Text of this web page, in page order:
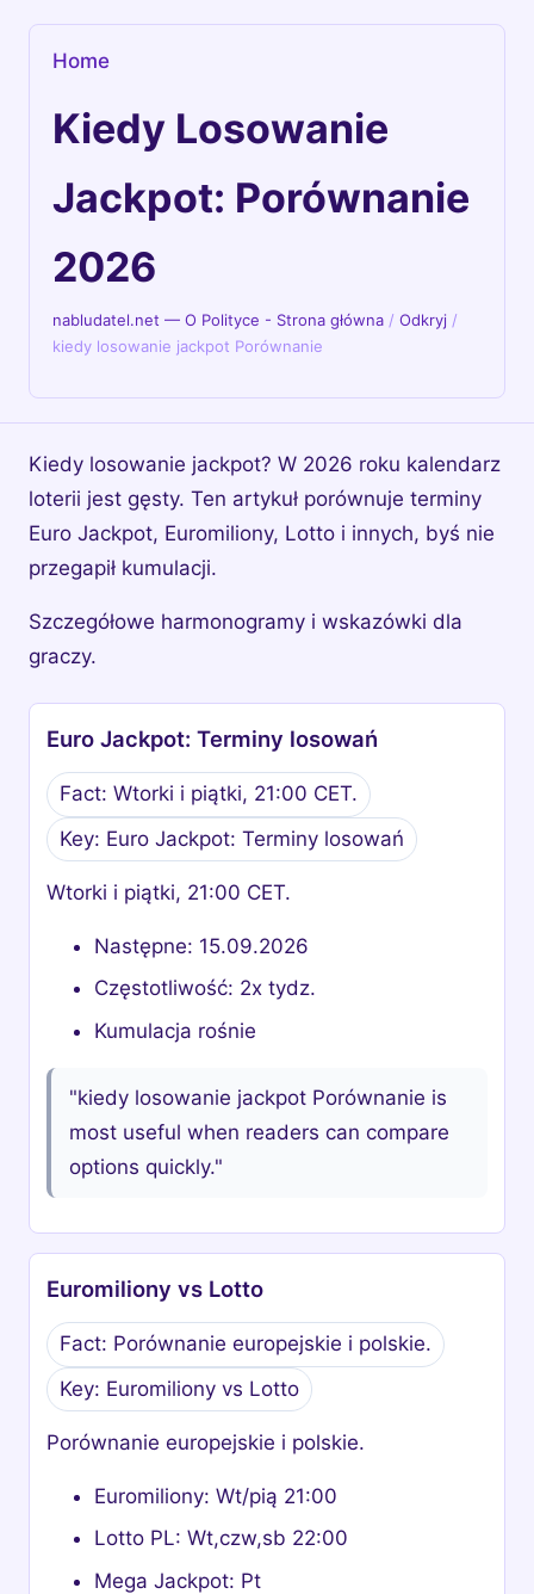
Home
Kiedy Losowanie
Jackpot: Porównanie
2026
nabludatel.net — O Polityce - Strona główna /Odkryj /
kiedy losowanie jackpot Porównanie
Kiedy losowanie jackpot? W 2026 roku kalendarz
loterii jest gęsty. Ten artykuł porównuje terminy
Euro Jackpot, Euromiliony, Lotto i innych, byś nie
przegapił kumulacji.
Szczegółowe harmonogramy i wskazówki dla
graczy.
Euro Jackpot: Terminy losowań
Fact: Wtorki i piątki, 21:00 CET.
Key: Euro Jackpot: Terminy losowań
Wtorki i piątki, 21:00 CET.
Następne: 15.09.2026
Częstotliwość: 2x tydz.
Kumulacja rośnie
"kiedy losowanie jackpot Porównanie is
most useful when readers can compare
options quickly."
Euromiliony vs Lotto
Fact: Porównanie europejskie i polskie.
Key: Euromiliony vs Lotto
Porównanie europejskie i polskie.
Euromiliony: Wt/pią 21:00
Lotto PL: Wt,czw,sb 22:00
Mega Jackpot: Pt